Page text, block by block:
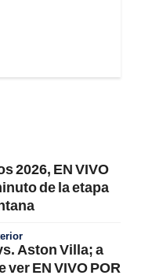
2026, EN VIVO
de la etapa
Aston Villa; a
ver EN VIVO POR